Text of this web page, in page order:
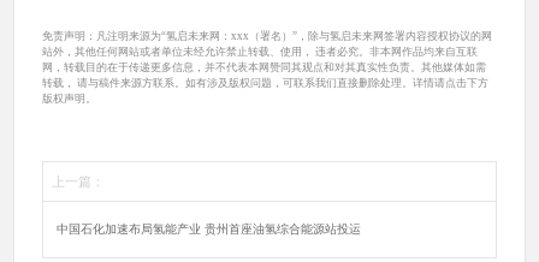
免责声明：凡注明来源为“氢启未来网：xxx（署名）”，除与氢启未来网签署内容授权协议的网
站外，其他任何网站或者单位未经允许禁止转载、使用， 违者必究。非本网作品均来自互联
网，转载目的在于传递更多信息，并不代表本网赞同其观点和对其真实性负责。其他媒体如需
转载， 请与稿件来源方联系。如有涉及版权问题，可联系我们直接删除处理。详情请点击下方
版权声明。
上一篇：
中国石化加速布局氢能产业 贵州首座油氢综合能源站投运